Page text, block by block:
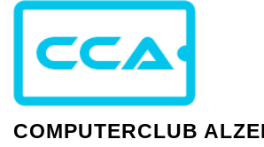
Zum
springen
COMPUTERCLUB